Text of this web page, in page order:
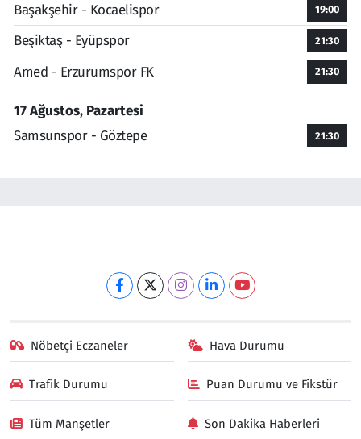
Başakşehir - Kocaelispor
19:00
Beşiktaş - Eyüpspor 21:30
Amed - Erzurumspor FK 21:30
17 Ağustos, Pazartesi
Samsunspor - Göztepe
21:30
Nöbetçi Eczaneler Hava Durumu
Trafik Durumu Puan Durumu ve Fikstür
Tüm Manşetler Son Dakika Haberleri